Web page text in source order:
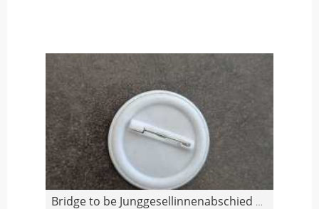
Bridge to be Junggesellinnenabschied Pin